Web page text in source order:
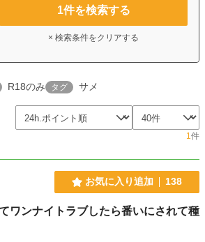
1件を検索する
× 検索条件をクリアする
R18のみ タグ サメ
1件
お気に入り追加 138
ワンナイトラブしたら番いにされて種